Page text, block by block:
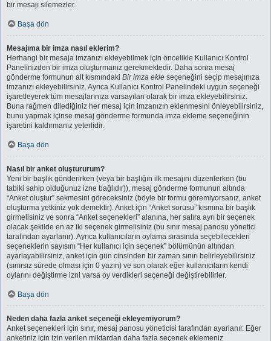
bir mesajı silemezler.
Başa dön
Mesajıma bir imza nasıl eklerim?
Herhangi bir mesaja imzanızı ekleyebilmek için öncelikle Kullanıcı Kontrol
Panelinizden bir imza oluşturmanız gerekmektedir. Daha sonra mesaj
gönderme formunun alt kısmındaki Bir imza ekle seçeneğini seçip mesajınıza
imzanızı ekleyebilirsiniz. Ayrıca Kullanıcı Kontrol Panelindeki uygun seçeneği
işaretleyerek tüm mesajlarınıza varsayılan olarak bir imza ekleyebilirsiniz.
Buna rağmen dilediğiniz her mesaj için imzanızın eklenmesini önleyebilirsiniz,
bunu yapmak içinse mesaj gönderme formunda imza ekleme seçeneğinin
işaretini kaldırmanız yeterlidir.
Başa dön
Nasıl bir anket oluştururum?
Yeni bir başlık gönderirken (veya bir başlığın ilk mesajını düzenlerken (bu
tabiki sahip olduğunuz izne bağlıdır)), mesaj gönderme formunun altında
“Anket oluştur” sekmesini göreceksiniz (böyle bir formu göremiyorsanız, anket
oluşturma yetkiniz yok demektir). Anket için “Anket sorusu” kısmına bir başlık
girmelisiniz ve sonra “Anket seçenekleri” alanına, her satıra ayrı bir seçenek
olacak şekilde en az iki seçenek girmelisiniz (bu sınır mesaj panosu yönetici
tarafından ayarlanır). Ayrıca kullanıcıların oylama sırasında seçebilecekleri
seçeneklerin sayısını “Her kullanıcı için seçenek” bölümünün altından
ayarlayabilirsiniz, anket için gün cinsinden bir zaman sınırı belirleyebilirsiniz
(sınırsız sürede olması için 0 yazın) ve son olarak eğer kullanıcıların kendi
oylarını değiştirme izni varsa oy verdikleri seçeneği değiştirebilirler.
Başa dön
Neden daha fazla anket seçeneği ekleyemiyorum?
Anket seçenekleri için sınır, mesaj panosu yöneticisi tarafından ayarlanır. Eğer
anketiniz için izin verilen miktardan daha fazla seçenek eklemeniz